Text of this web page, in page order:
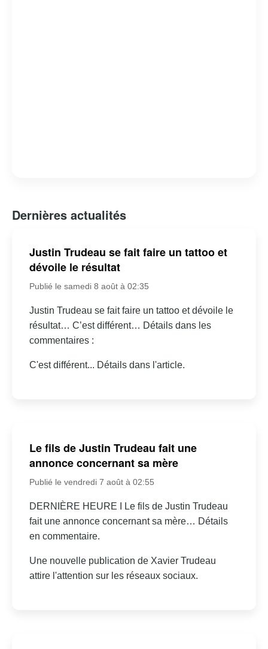
Dernières actualités
Justin Trudeau se fait faire un tattoo et
dévoile le résultat
Publié le samedi 8 août à 02:35
Justin Trudeau se fait faire un tattoo et dévoile le
résultat… C’est différent… Détails dans les
commentaires :
C'est différent... Détails dans l'article.
Le fils de Justin Trudeau fait une
annonce concernant sa mère
Publié le vendredi 7 août à 02:55
DERNIÈRE HEURE I Le fils de Justin Trudeau
fait une annonce concernant sa mère… Détails
en commentaire.
Une nouvelle publication de Xavier Trudeau
attire l'attention sur les réseaux sociaux.